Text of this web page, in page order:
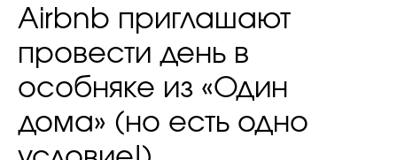
Airbnb приглашают
провести день в
особняке из «Один
дома» (но есть одно